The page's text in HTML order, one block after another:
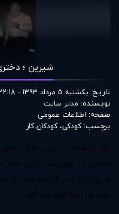
شیرین ؛
تاریخ: یکشنبه 5 مرداد 1393 - 22:18
نویسنده: مدير سايت
صفحه: اطلاعات عمومی
برچسب:کودکی، کودکان کار
ماه گذشته ، ایرانی های
نامشان در فهرست "خوبان ماه"‌
شب ها زباله جمع می کند.